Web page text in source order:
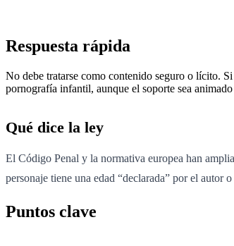
Respuesta rápida
No debe tratarse como contenido seguro o lícito.
pornografía infantil, aunque el soporte sea
Qué dice la ley
El Código Penal y la normativa europea han
personaje tiene una edad “declarada” por el autor
Puntos clave